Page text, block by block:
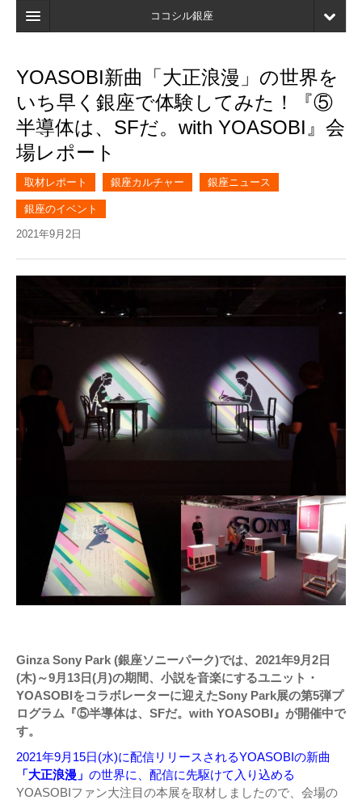
ココシル銀座
検索
店舗・施設最新情報
口コミ
マイページ
ブックマーク
YOASOBI新曲「大正浪漫」の世界を
いち早く銀座で体験してみた！『⑤
半導体は、SFだ。with YOASOBI』会
場レポート
取材レポート 銀座カルチャー 銀座ニュース
銀座のイベント
2021年9月2日
Ginza Sony Park (銀座ソニーパーク)では、2021年9月2日
(木)～9月13日(月)の期間、小説を音楽にするユニット・
YOASOBIをコラボレーターに迎えたSony Park展の第5弾プ
ログラム『⑤半導体は、SFだ。with YOASOBI』が開催中で
す。
2021年9月15日(水)に配信リリースされるYOASOBIの新曲
「大正浪漫」 の世界に、配信に先駆けて入り込める
YOASOBIファン大注目の本展を取材しましたので、会場の